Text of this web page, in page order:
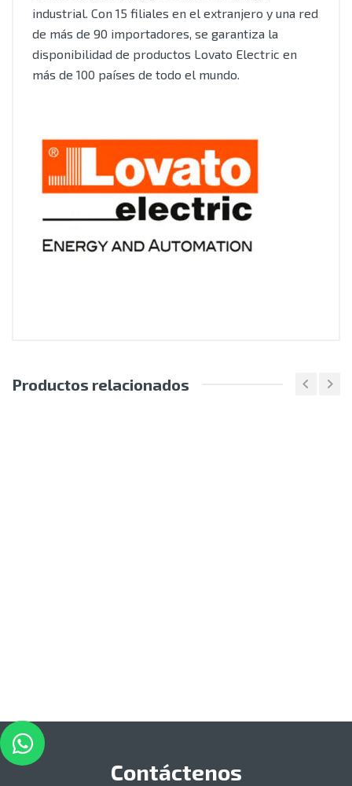
industrial. Con 15 filiales en el extranjero y una red
de más de 90 importadores, se garantiza la
disponibilidad de productos Lovato Electric en
más de 100 países de todo el mundo.
Productos relacionados
Contáctenos